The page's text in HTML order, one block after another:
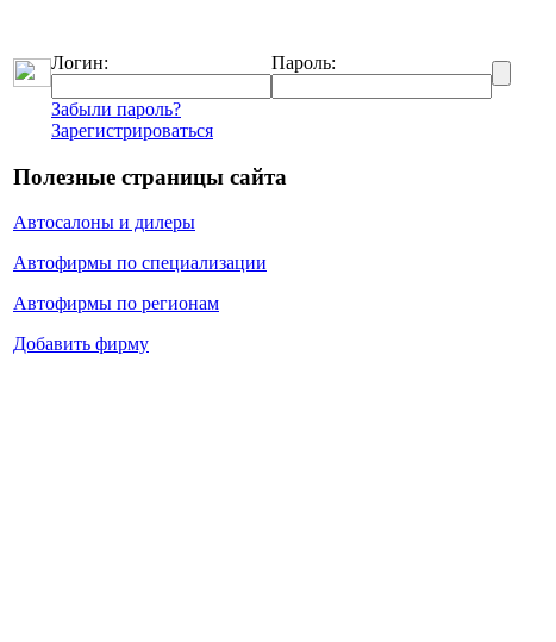
Логин: Пароль:
Забыли пароль?
Зарегистрироваться
Полезные страницы сайта
Автосалоны и дилеры
Автофирмы по специализации
Автофирмы по регионам
Добавить фирму